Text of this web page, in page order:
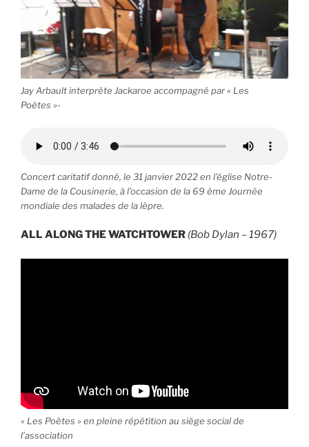
Jay Arbault interprète Jackaroe accompagné par « Les
Poètes »-
Concert caritatif donné, le 31 janvier 2022 en l’église Notre-
Dame de la Cousinerie, à l’occasion de la 69 ème Journée
mondiale des malades de la lèpre.
ALL ALONG THE WATCHTOWER (Bob Dylan – 1967)
« Les Poètes » en pleine répétition au siège social de
l’association